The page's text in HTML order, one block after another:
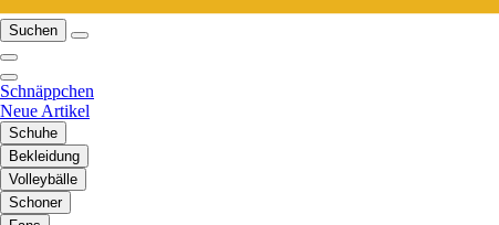
Suchen
Schnäppchen
Neue Artikel
Schuhe
Bekleidung
Volleybälle
Schoner